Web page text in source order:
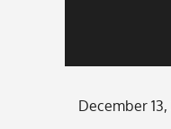
Posted
December